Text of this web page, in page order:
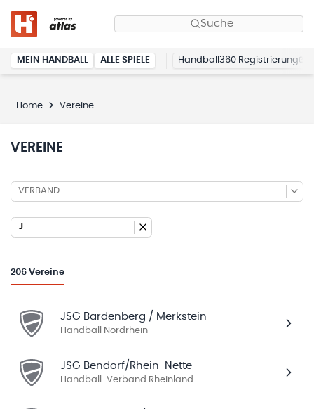
Suche
MEIN HANDBALL ALLE SPIELE Handball360 Registrierung
Home Vereine
VEREINE
VERBAND
J
206 Vereine
JSG Bardenberg / Merkstein
Handball Nordrhein
JSG Bendorf/Rhein-Nette
Handball-Verband Rheinland